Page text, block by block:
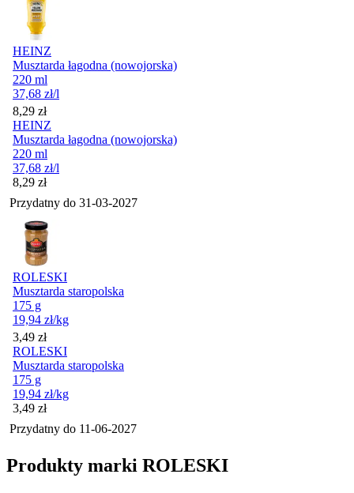
HEINZ
Musztarda łagodna (nowojorska)
220 ml
37,68 zł/l
Cena
8,29 zł
HEINZ
Musztarda łagodna (nowojorska)
220 ml
37,68 zł/l
Cena
8,29 zł
Przydatny do 31-03-2027
ROLESKI
Musztarda staropolska
175 g
19,94 zł/kg
Cena
3,49 zł
ROLESKI
Musztarda staropolska
175 g
19,94 zł/kg
Cena
3,49 zł
Przydatny do 11-06-2027
Produkty marki ROLESKI